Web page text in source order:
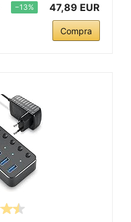
−13% 47,89 EUR
Compra